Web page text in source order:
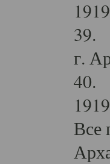
39.
г.
40.
Все